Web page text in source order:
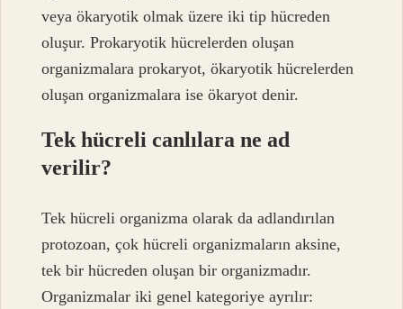
veya ökaryotik olmak üzere iki tip hücreden
oluşur. Prokaryotik hücrelerden oluşan
organizmalara prokaryot, ökaryotik hücrelerden
oluşan organizmalara ise ökaryot denir.
Tek hücreli canlılara ne ad
verilir?
Tek hücreli organizma olarak da adlandırılan
protozoan, çok hücreli organizmaların aksine,
tek bir hücreden oluşan bir organizmadır.
Organizmalar iki genel kategoriye ayrılır: